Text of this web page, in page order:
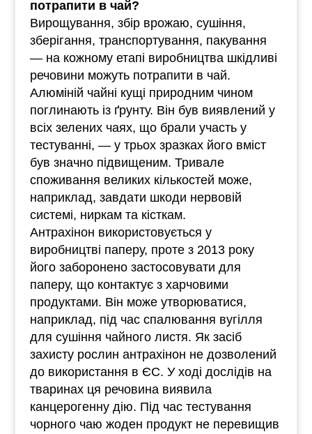
потрапити в чай?
Вирощування, збір врожаю, сушіння,
зберігання, транспортування, пакування
— на кожному етапі виробництва шкідливі
речовини можуть потрапити в чай.
Алюміній чайні кущі природним чином
поглинають із ґрунту. Він був виявлений у
всіх зелених чаях, що брали участь у
тестуванні, — у трьох зразках його вміст
був значно підвищеним. Тривале
споживання великих кількостей може,
наприклад, завдати шкоди нервовій
системі, ниркам та кісткам.
Антрахінон використовується у
виробництві паперу, проте з 2013 року
його заборонено застосовувати для
паперу, що контактує з харчовими
продуктами. Він може утворюватися,
наприклад, під час спалювання вугілля
для сушіння чайного листя. Як засіб
захисту рослин антрахінон не дозволений
до використання в ЄС. У ході дослідів на
тваринах ця речовина виявила
канцерогенну дію. Під час тестування
чорного чаю жоден продукт не перевищив